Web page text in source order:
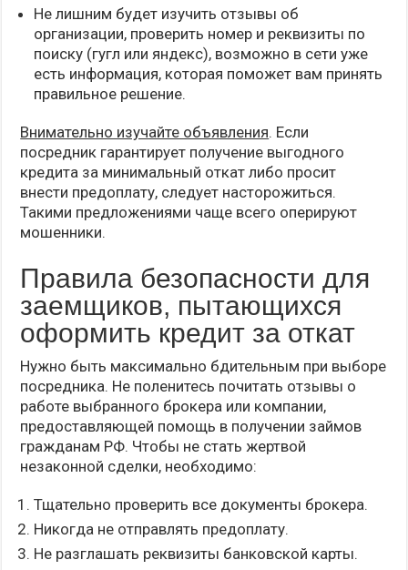
Не лишним будет изучить отзывы об
организации, проверить номер и реквизиты по
поиску (гугл или яндекс), возможно в сети уже
есть информация, которая поможет вам принять
правильное решение.
Внимательно изучайте объявления. Если
посредник гарантирует получение выгодного
кредита за минимальный откат либо просит
внести предоплату, следует насторожиться.
Такими предложениями чаще всего оперируют
мошенники.
Правила безопасности для
заемщиков, пытающихся
оформить кредит за откат
Нужно быть максимально бдительным при выборе
посредника. Не поленитесь почитать отзывы о
работе выбранного брокера или компании,
предоставляющей помощь в получении займов
гражданам РФ. Чтобы не стать жертвой
незаконной сделки, необходимо:
Тщательно проверить все документы брокера.
Никогда не отправлять предоплату.
Не разглашать реквизиты банковской карты.